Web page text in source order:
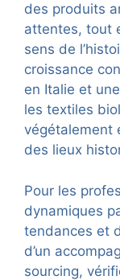
des produits
attentes, tout
sens de
croissance
en Italie et
les textiles
végétalement
des lieux
Pour les
dynamiques
tendances et
d’un
sourcing,